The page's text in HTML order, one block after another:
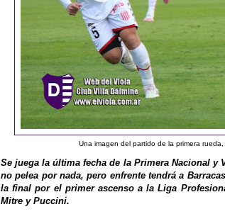
Una imagen del partido de la primera
Se juega la última fecha de la Primera Nacional
no pelea por nada, pero enfrente tendrá a
la final por el primer ascenso a la Liga
Mitre y Puccini.